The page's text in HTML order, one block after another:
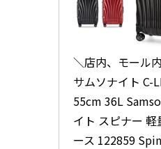
＼店内、モール
サムソナイト C-
55cm 36L
イト スピナー
ース 122859